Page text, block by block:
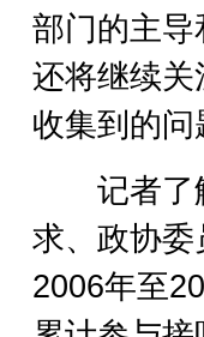
部门的主
还将继续
收集到的问
记者了解
求、政协
2006年至